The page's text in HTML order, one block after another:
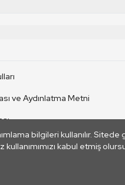
bilgileri kullanılır.
kabul etmiş
ve Aydınlatma Metni
©2026 TRT. Bağlantı